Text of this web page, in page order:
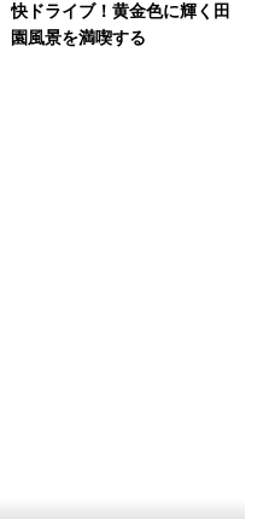
快ドライブ！黄金色に輝く田
園風景を満喫する